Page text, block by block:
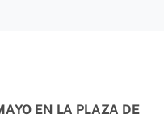
EN LA PLAZA DE